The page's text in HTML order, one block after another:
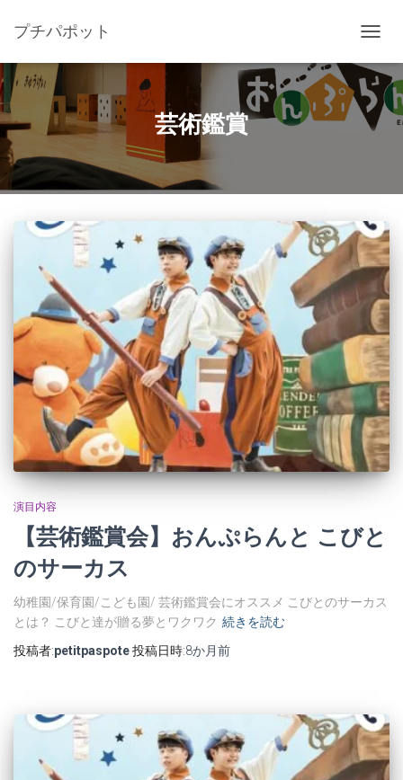
プチパポット
ビ
ゲ
ー
シ
ョ
え
芸術鑑賞
演目内容
【芸術鑑賞会】おんぷらんと こびと
のサーカス
幼稚園/保育園/こども園/ 芸術鑑賞会にオススメ こびとのサーカス
とは？ こびと達が贈る夢とワクワク 続きを読む
投稿者:petitpaspote投稿日時:8か月前